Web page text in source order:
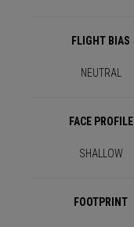
FLIGHT BIAS
NEUTRAL
FACE PROFILE
SHALLOW
FOOTPRINT